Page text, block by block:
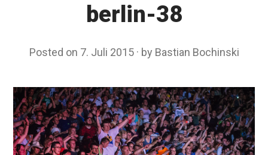
berlin-38
Posted on 7. Juli 2015 by Bastian Bochinski